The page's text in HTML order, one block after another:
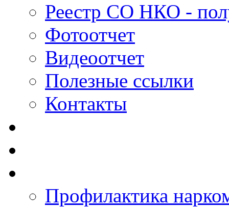
Реестр СО НКО -
Фотоотчет
Видеоотчет
Полезные ссылки
Контакты
Профилактика